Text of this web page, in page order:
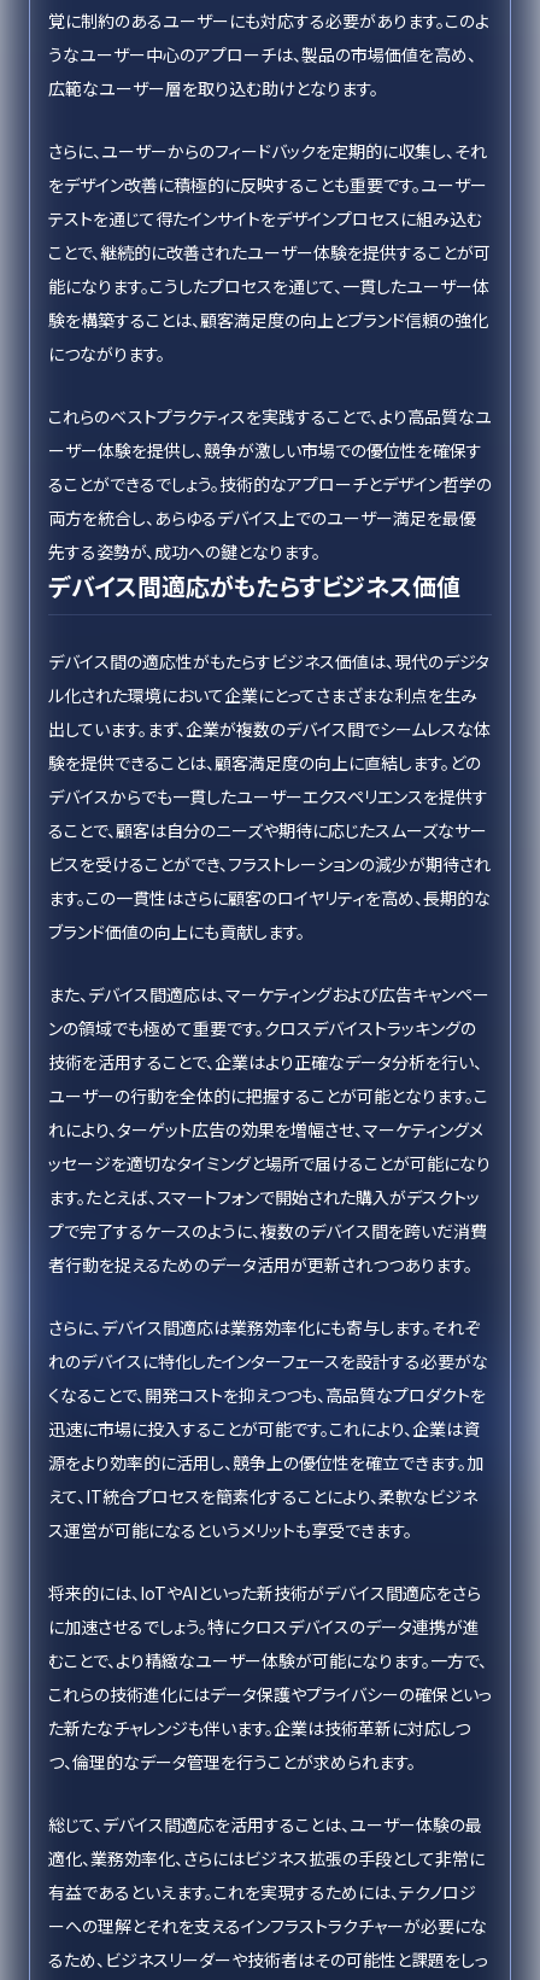
覚に制約のあるユーザーにも対応する必要があります。このよ
うなユーザー中心のアプローチは、製品の市場価値を高め、
広範なユーザー層を取り込む助けとなります。
さらに、ユーザーからのフィードバックを定期的に収集し、それ
をデザイン改善に積極的に反映することも重要です。ユーザー
テストを通じて得たインサイトをデザインプロセスに組み込む
ことで、継続的に改善されたユーザー体験を提供することが可
能になります。こうしたプロセスを通じて、一貫したユーザー体
験を構築することは、顧客満足度の向上とブランド信頼の強化
につながります。
これらのベストプラクティスを実践することで、より高品質なユ
ーザー体験を提供し、競争が激しい市場での優位性を確保す
ることができるでしょう。技術的なアプローチとデザイン哲学の
両方を統合し、あらゆるデバイス上でのユーザー満足を最優
先する姿勢が、成功への鍵となります。
デバイス間適応がもたらすビジネス価値
デバイス間の適応性がもたらすビジネス価値は、現代のデジタ
ル化された環境において企業にとってさまざまな利点を生み
出しています。まず、企業が複数のデバイス間でシームレスな体
験を提供できることは、顧客満足度の向上に直結します。どの
デバイスからでも一貫したユーザーエクスペリエンスを提供す
ることで、顧客は自分のニーズや期待に応じたスムーズなサー
ビスを受けることができ、フラストレーションの減少が期待され
ます。この一貫性はさらに顧客のロイヤリティを高め、長期的な
ブランド価値の向上にも貢献します。
また、デバイス間適応は、マーケティングおよび広告キャンペー
ンの領域でも極めて重要です。クロスデバイストラッキングの
技術を活用することで、企業はより正確なデータ分析を行い、
ユーザーの行動を全体的に把握することが可能となります。こ
れにより、ターゲット広告の効果を増幅させ、マーケティングメ
ッセージを適切なタイミングと場所で届けることが可能になり
ます。たとえば、スマートフォンで開始された購入がデスクトッ
プで完了するケースのように、複数のデバイス間を跨いだ消費
者行動を捉えるためのデータ活用が更新されつつあります。
さらに、デバイス間適応は業務効率化にも寄与します。それぞ
れのデバイスに特化したインターフェースを設計する必要がな
くなることで、開発コストを抑えつつも、高品質なプロダクトを
迅速に市場に投入することが可能です。これにより、企業は資
源をより効率的に活用し、競争上の優位性を確立できます。加
えて、IT統合プロセスを簡素化することにより、柔軟なビジネ
ス運営が可能になるというメリットも享受できます。
将来的には、IoTやAIといった新技術がデバイス間適応をさら
に加速させるでしょう。特にクロスデバイスのデータ連携が進
むことで、より精緻なユーザー体験が可能になります。一方で、
これらの技術進化にはデータ保護やプライバシーの確保といっ
た新たなチャレンジも伴います。企業は技術革新に対応しつ
つ、倫理的なデータ管理を行うことが求められます。
総じて、デバイス間適応を活用することは、ユーザー体験の最
適化、業務効率化、さらにはビジネス拡張の手段として非常に
有益であるといえます。これを実現するためには、テクノロジ
ーへの理解とそれを支えるインフラストラクチャーが必要にな
るため、ビジネスリーダーや技術者はその可能性と課題をしっ